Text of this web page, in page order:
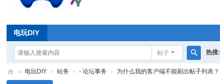
电玩DIY
帖子
搜
热搜:
» 电玩DIY › 站务 › - 论坛事务 › 为什么我的客户端不能刷出帖子列表？